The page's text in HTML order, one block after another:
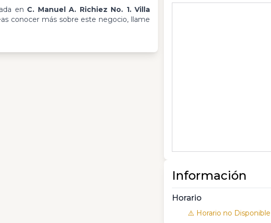
en C. Manuel A. Richiez No. 1. Villa
conocer más sobre este negocio, llame
Información
Horario
⚠️ Horario no Disponible